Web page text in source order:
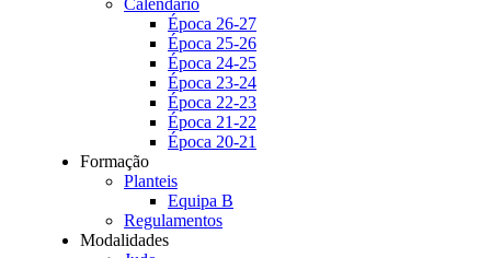
Calendário
Época 26-27
Época 25-26
Época 24-25
Época 23-24
Época 22-23
Época 21-22
Época 20-21
Formação
Planteis
Equipa B
Regulamentos
Modalidades